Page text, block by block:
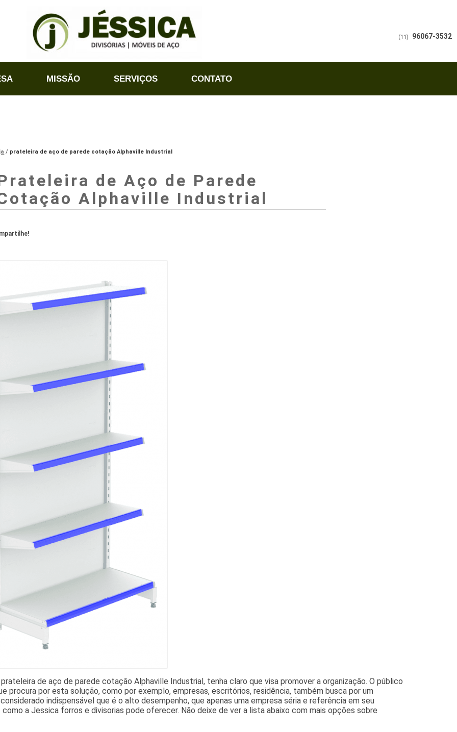
MISSÃO SERVIÇOS CONTATO
(11) 96067-3532
prateleira de aço de parede cotação Alphaville Industrial
de Aço de Parede
Alphaville Industrial
de aço de parede cotação Alphaville Industrial, tenha claro que visa promover a organização. O público
procura por esta solução, como por exemplo, empresas, escritórios, residência, também busca por um
indispensável que é o alto desempenho, que apenas uma empresa séria e referência em seu
a Jessica forros e divisorias pode oferecer. Não deixe de ver a lista abaixo com mais opções sobre